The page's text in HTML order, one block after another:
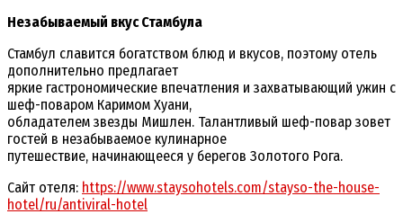
Незабываемый вкус Стамбула
Стамбул славится богатством блюд и вкусов, поэтому отель
дополнительно предлагает
яркие гастрономические впечатления и захватывающий ужин с
шеф-поваром Каримом Хуани,
обладателем звезды Мишлен. Талантливый шеф-повар зовет
гостей в незабываемое кулинарное
путешествие, начинающееся у берегов Золотого Рога.
Сайт отеля: https://www.staysohotels.com/stayso-the-house-
hotel/ru/antiviral-hotel